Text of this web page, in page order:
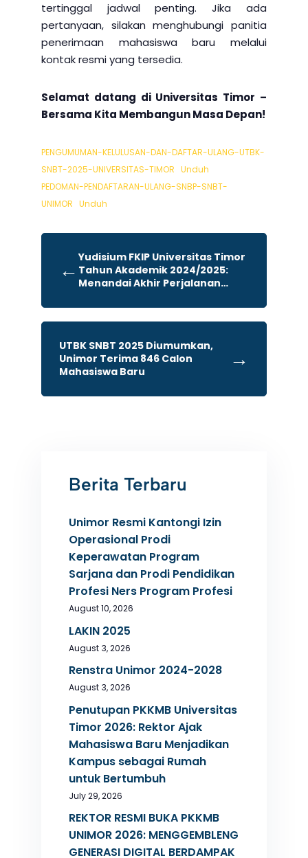
tertinggal jadwal penting. Jika ada
pertanyaan, silakan menghubungi panitia
penerimaan mahasiswa baru melalui
kontak resmi yang tersedia.
Selamat datang di Universitas Timor –
Bersama Kita Membangun Masa Depan!
PENGUMUMAN-KELULUSAN-DAN-DAFTAR-ULANG-UTBK-
SNBT-2025-UNIVERSITAS-TIMOR Unduh
PEDOMAN-PENDAFTARAN-ULANG-SNBP-SNBT-
UNIMOR Unduh
← Yudisium FKIP Universitas Timor
Tahun Akademik 2024/2025:
Menandai Akhir Perjalanan
Profesi
UTBK SNBT 2025 Diumumkan,
Unimor Terima 846 Calon
Mahasiswa Baru
→
Berita Terbaru
Unimor Resmi Kantongi Izin
Operasional Prodi
Keperawatan Program
Sarjana dan Prodi Pendidikan
Profesi Ners Program Profesi
August 10, 2026
LAKIN 2025
August 3, 2026
Renstra Unimor 2024-2028
August 3, 2026
Penutupan PKKMB Universitas
Timor 2026: Rektor Ajak
Mahasiswa Baru Menjadikan
Kampus sebagai Rumah
untuk Bertumbuh
July 29, 2026
REKTOR RESMI BUKA PKKMB
UNIMOR 2026: MENGGEMBLENG
GENERASI DIGITAL BERDAMPAK